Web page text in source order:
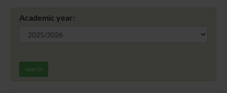
Academic year:
search